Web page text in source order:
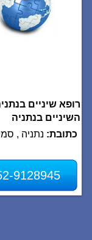
רופא שיניים
השיניים בנתניה
כתובת: נתניה ,
9128945